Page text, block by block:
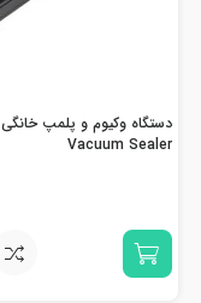
دستگاه وکیوم و پلمپ خانگی
Vacuum Sealer